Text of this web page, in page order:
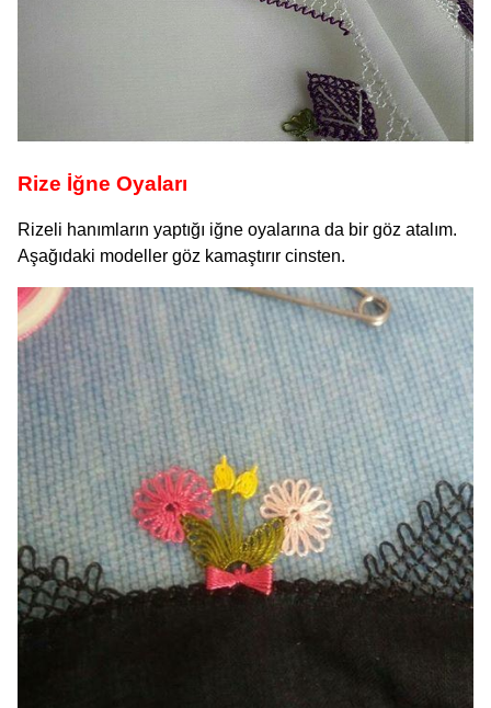
Rize İğne Oyaları
Rizeli hanımların yaptığı iğne oyalarına da bir göz atalım.
Aşağıdaki modeller göz kamaştırır cinsten.